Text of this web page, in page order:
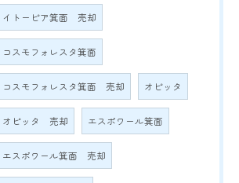
イトーピア箕面 売却
コスモフォレスタ箕面
コスモフォレスタ箕面 売却 オピッタ
オピッタ 売却 エスポワール箕面
エスポワール箕面 売却